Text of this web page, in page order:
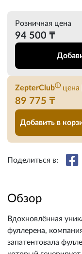
Розничная цена
94 500 ₸
ZepterClubⓘ цена
89 775 ₸
Добавить в
Поделиться в:
Обзор
Вдохновлённая
фуллерена,
запатентовала